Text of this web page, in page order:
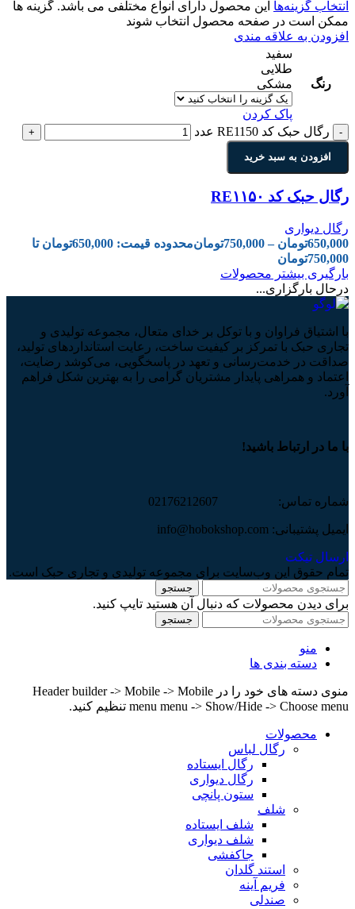
انتخاب گزینه‌ها این محصول دارای انواع مختلفی می باشد. گزینه ها
ممکن است در صفحه محصول انتخاب شوند
افزودن به علاقه مندی
رنگ
سفید
طلایی
مشکی
پاک کردن
- رگال حبک کد RE1150 عدد +
افزودن به سبد خرید
رگال حبک کد RE۱۱۵۰
رگال دیواری
650,000تومان –
750,000تومان
محدوده قیمت: 650,000تومان تا
750,000تومان
بارگیری بیشتر محصولات
درحال بارگزاری...
با اشتیاق فراوان و با توکل بر خدای متعال، مجموعه تولیدی و
تجاری حبک با تمرکز بر کیفیت ساخت، رعایت استانداردهای تولید،
صداقت در خدمت‌رسانی و تعهد در پاسخگویی، می‌کوشد رضایت،
اعتماد و همراهی پایدار مشتریان گرامی را به بهترین شکل فراهم
آورد.
با ما در ارتباط باشید!
شماره تماس: 02176212607
ایمیل پشتیبانی: info@hobokshop.com
ارسال تیکت
تمام حقوق اين وب‌سايت برای مجموعه تولیدی و تجاری حبک است.
جستجو
برای دیدن محصولات که دنبال آن هستید تایپ کنید.
جستجو
منو
دسته بندی ها
منوی دسته های خود را در Header builder -> Mobile -> Mobile
menu menu -> Show/Hide -> Choose menu تنظیم کنید.
محصولات
رگال لباس
رگال ایستاده
رگال دیواری
ستون پانچی
شلف
شلف ایستاده
شلف دیواری
جاکفشی
استند گلدان
فریم آینه
صندلی